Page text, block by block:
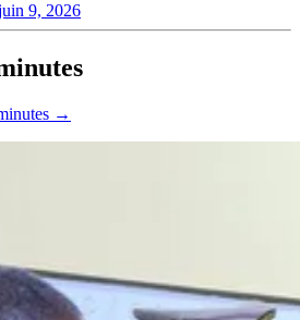
9, 2026
→